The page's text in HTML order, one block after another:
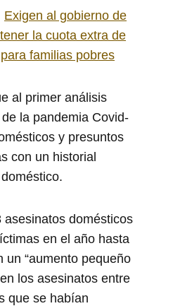
Exigen al gobierno de
la cuota extra de
familias pobres
al primer análisis
la pandemia Covid-
y presuntos
con un historial
asesinatos domésticos
en el año hasta
un “aumento pequeño
los asesinatos entre
que se habían